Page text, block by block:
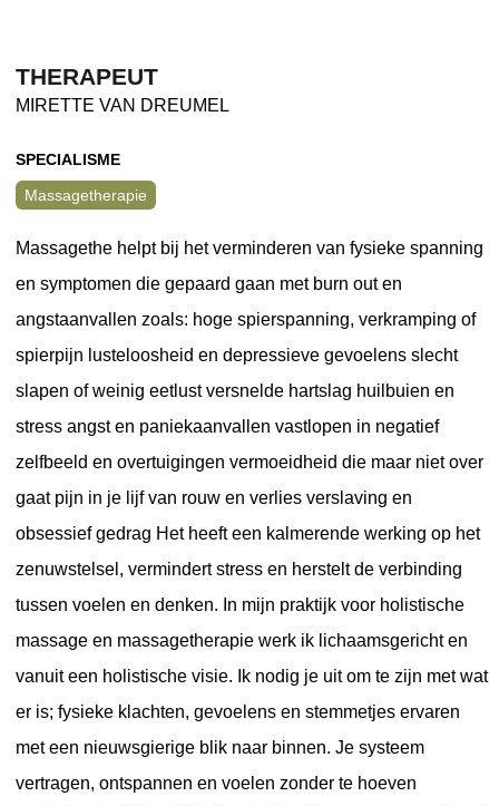
THERAPEUT
MIRETTE VAN DREUMEL
SPECIALISME
Massagetherapie
Massagethe helpt bij het verminderen van fysieke spanning
en symptomen die gepaard gaan met burn out en
angstaanvallen zoals: hoge spierspanning, verkramping of
spierpijn lusteloosheid en depressieve gevoelens slecht
slapen of weinig eetlust versnelde hartslag huilbuien en
stress angst en paniekaanvallen vastlopen in negatief
zelfbeeld en overtuigingen vermoeidheid die maar niet over
gaat pijn in je lijf van rouw en verlies verslaving en
obsessief gedrag Het heeft een kalmerende werking op het
zenuwstelsel, vermindert stress en herstelt de verbinding
tussen voelen en denken. In mijn praktijk voor holistische
massage en massagetherapie werk ik lichaamsgericht en
vanuit een holistische visie. Ik nodig je uit om te zijn met wat
er is; fysieke klachten, gevoelens en stemmetjes ervaren
met een nieuwsgierige blik naar binnen. Je systeem
vertragen, ontspannen en voelen zonder te hoeven